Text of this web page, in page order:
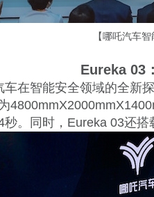
【哪吒汽车
Eureka 03
车在智能安全领域的全新
。同时，Eureka 03还搭